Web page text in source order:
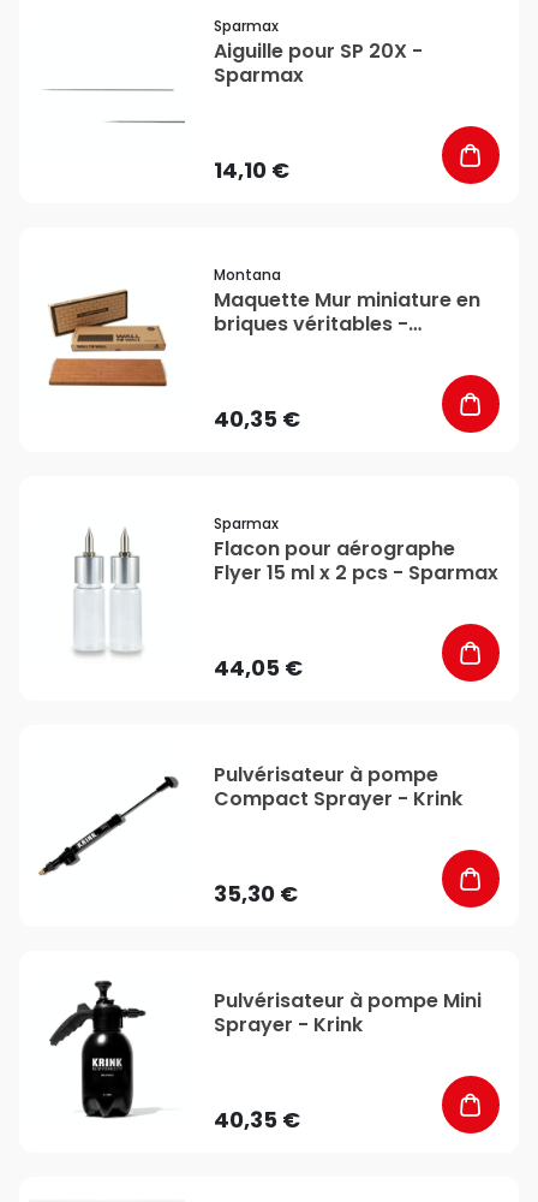
Sparmax
Aiguille pour SP 20X -
Sparmax
14,10 €
Montana
Maquette Mur miniature en
briques véritables -
40,35 €
Sparmax
Flacon pour aérographe
Flyer 15 ml x 2 pcs - Sparmax
44,05 €
Pulvérisateur à pompe
Compact Sprayer - Krink
35,30 €
Pulvérisateur à pompe Mini
Sprayer - Krink
40,35 €